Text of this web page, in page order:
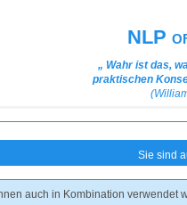
NLP
„ Wahr ist das,
praktischen
Sie sind
auch in Kombination verwendet